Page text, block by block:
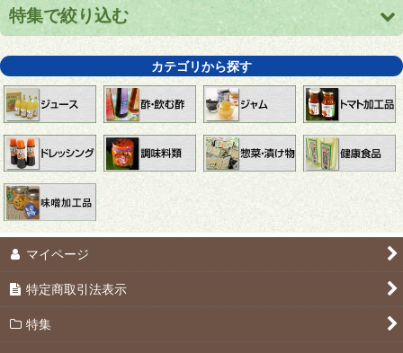
ジュース
ジャム
トマト加工品
ドレッシング
調味料類
惣菜・漬け物
健康食品
味噌加工品
特集で絞り込む
【送料無料】１箱まとめ買いで送料無料
心打たれ(こころうたれ)
ラー油にんにく
【送料込み】お試しセット
おすすめギフトセット
パンのおともに
ご飯のおともに
カテゴリから探す
マイページ
特定商取引法表示
特集